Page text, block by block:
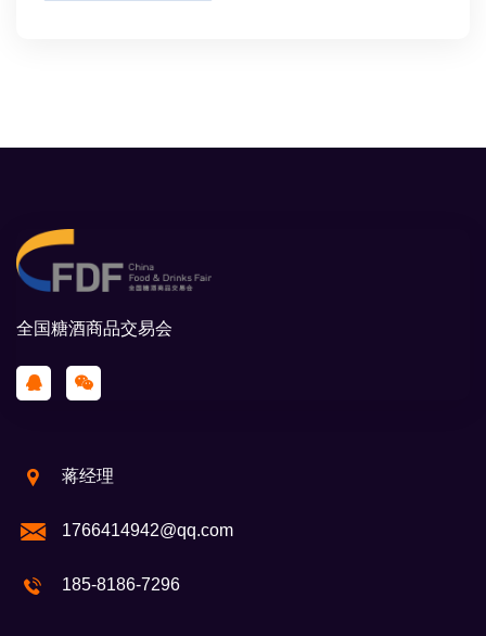
全国糖酒商品交易会
蒋经理
1766414942@qq.com
185-8186-7296